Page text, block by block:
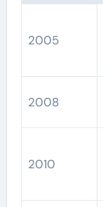
2005
2008
2010